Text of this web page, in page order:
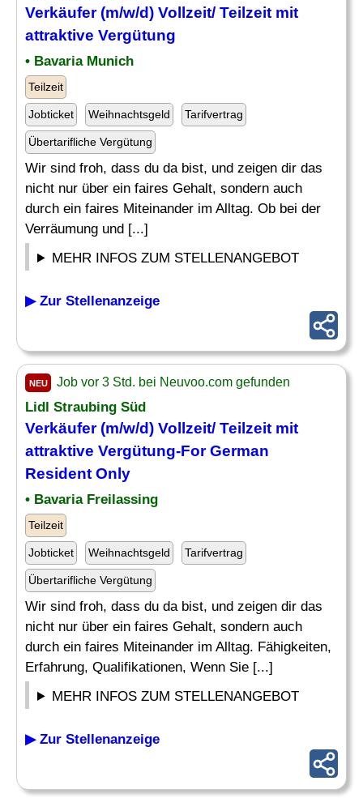
Verkäufer (m/w/d) Vollzeit/ Teilzeit mit
attraktive Vergütung
• Bavaria Munich
Teilzeit
Jobticket Weihnachtsgeld Tarifvertrag
Übertarifliche Vergütung
Wir sind froh, dass du da bist, und zeigen dir das
nicht nur über ein faires Gehalt, sondern auch
durch ein faires Miteinander im Alltag. Ob bei der
Verräumung und [...]
MEHR INFOS ZUM STELLENANGEBOT
▶ Zur Stellenanzeige
NEU Job vor 3 Std. bei Neuvoo.com gefunden
Lidl Straubing Süd
Verkäufer (m/w/d) Vollzeit/ Teilzeit mit
attraktive Vergütung-For German
Resident Only
• Bavaria Freilassing
Teilzeit
Jobticket Weihnachtsgeld Tarifvertrag
Übertarifliche Vergütung
Wir sind froh, dass du da bist, und zeigen dir das
nicht nur über ein faires Gehalt, sondern auch
durch ein faires Miteinander im Alltag. Fähigkeiten,
Erfahrung, Qualifikationen, Wenn Sie [...]
MEHR INFOS ZUM STELLENANGEBOT
▶ Zur Stellenanzeige